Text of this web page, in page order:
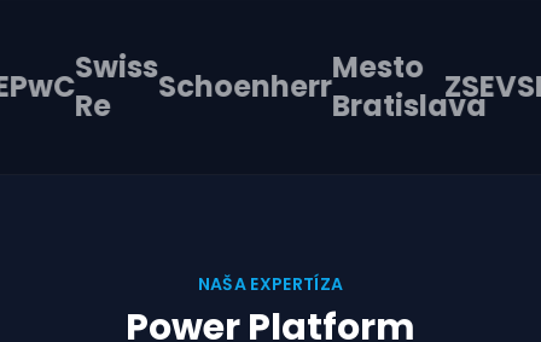
PwCSwiss
Re
Schoenherr Mesto
Bratislava
ZSEVSE
NAŠA EXPERTÍZA
Power Platform